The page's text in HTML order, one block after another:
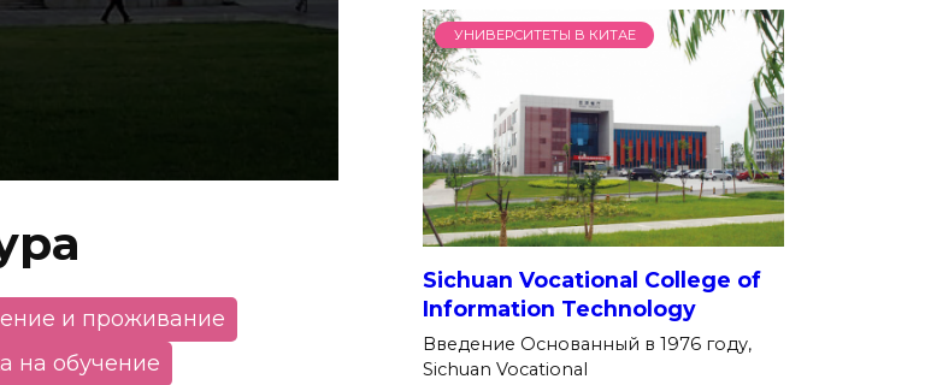
и проживание
на обучение
УНИВЕРСИТЕТЫ В КИТАЕ
Sichuan Vocational College of
Information Technology
Введение Основанный в 1976 году,
Sichuan Vocational